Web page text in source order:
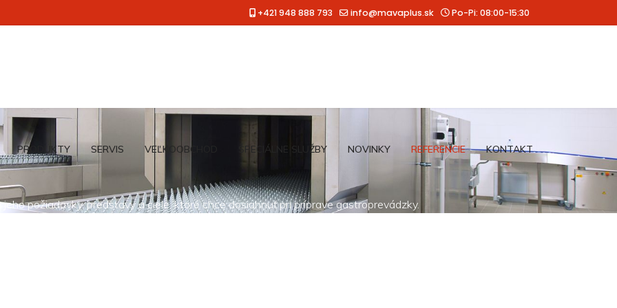
+421 948 888 793 info@mavaplus.sk Po-Pi: 08:00-15:30
PRODUKTY SERVIS VEĽKOOBCHOD ŠPECIÁLNE SLUŽBY NOVINKY REFERENCIE KONTAKT
požiadavky, predstavy a ciele, ktoré chce dosiahnuť pri príprave gastroprevádzky.